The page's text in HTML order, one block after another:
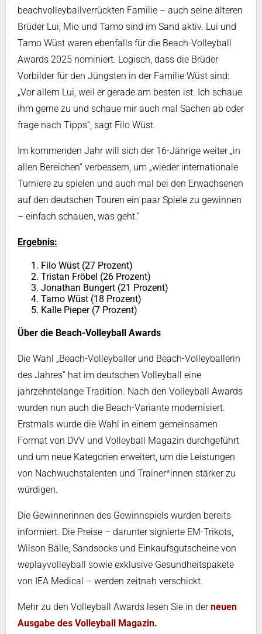
beachvolleyballverrückten Familie – auch seine älteren
Brüder Lui, Mio und Tamo sind im Sand aktiv. Lui und
Tamo Wüst waren ebenfalls für die Beach-Volleyball
Awards 2025 nominiert. Logisch, dass die Brüder
Vorbilder für den Jüngsten in der Familie Wüst sind:
„Vor allem Lui, weil er gerade am besten ist. Ich schaue
ihm gerne zu und schaue mir auch mal Sachen ab oder
frage nach Tipps“, sagt Filo Wüst.
Im kommenden Jahr will sich der 16-Jährige weiter „in
allen Bereichen“ verbessern, um „wieder internationale
Turniere zu spielen und auch mal bei den Erwachsenen
auf den deutschen Touren ein paar Spiele zu gewinnen
– einfach schauen, was geht.“
Ergebnis:
Filo Wüst (27 Prozent)
Tristan Fröbel (26 Prozent)
Jonathan Bungert (21 Prozent)
Tamo Wüst (18 Prozent)
Kalle Pieper (7 Prozent)
Über die Beach-Volleyball Awards
Die Wahl „Beach-Volleyballer und Beach-Volleyballerin
des Jahres“ hat im deutschen Volleyball eine
jahrzehntelange Tradition. Nach den Volleyball Awards
wurden nun auch die Beach-Variante modernisiert.
Erstmals wurde die Wahl in einem gemeinsamen
Format von DVV und Volleyball Magazin durchgeführt
und um neue Kategorien erweitert, um die Leistungen
von Nachwuchstalenten und Trainer*innen stärker zu
würdigen.
Die Gewinnerinnen des Gewinnspiels wurden bereits
informiert. Die Preise – darunter signierte EM-Trikots,
Wilson Bälle, Sandsocks und Einkaufsgutscheine von
weplayvolleyball sowie exklusive Gesundheitspakete
von IEA Medical – werden zeitnah verschickt.
Mehr zu den Volleyball Awards lesen Sie in derneuen
Ausgabe des Volleyball Magazin.